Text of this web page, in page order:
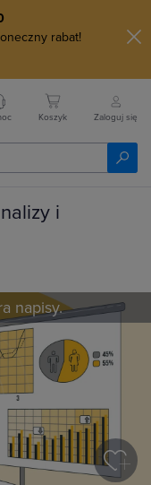
rabat!
Koszyk Zaloguj się
i
napisy.